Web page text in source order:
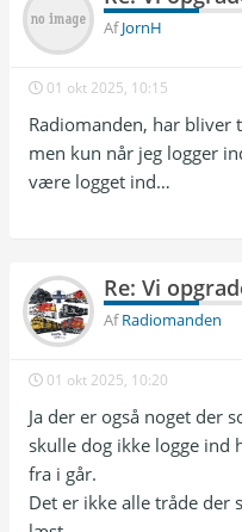
AfJornH
01 okt 2025, 10:15
Radiomanden, har bliver
men kun når jeg logger
være logget ind…
Re: Vi
AfRadiomanden
01 okt 2025, 10:20
Ja der er også noget der
skulle dog ikke logge ind
fra i går.
Det er ikke alle tråde der